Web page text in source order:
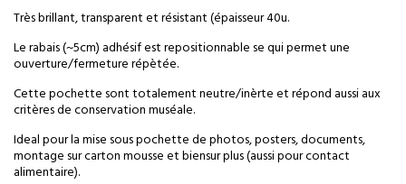
Très brillant, transparent et résistant (épaisseur 40u.
Le rabais (~5cm) adhésif est repositionnable se qui permet une
ouverture/fermeture répètée.
Cette pochette sont totalement neutre/inèrte et répond aussi aux
critères de conservation muséale.
Ideal pour la mise sous pochette de photos, posters, documents,
montage sur carton mousse et biensur plus (aussi pour contact
alimentaire).